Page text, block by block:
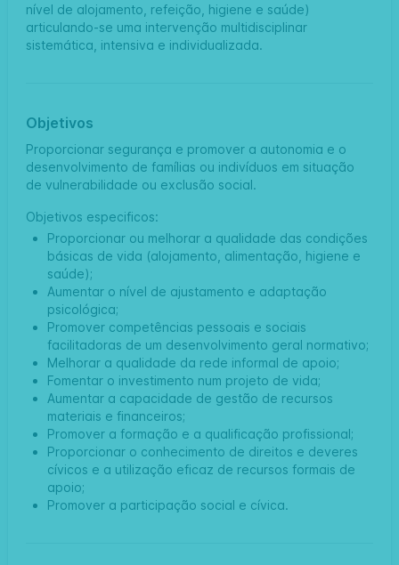
nível de alojamento, refeição, higiene e saúde)
articulando-se uma intervenção multidisciplinar
sistemática, intensiva e individualizada.
Objetivos
Proporcionar segurança e promover a autonomia e o
desenvolvimento de famílias ou indivíduos em situação
de vulnerabilidade ou exclusão social.
Objetivos especificos:
Proporcionar ou melhorar a qualidade das condições
básicas de vida (alojamento, alimentação, higiene e
saúde);
Aumentar o nível de ajustamento e adaptação
psicológica;
Promover competências pessoais e sociais
facilitadoras de um desenvolvimento geral normativo;
Melhorar a qualidade da rede informal de apoio;
Fomentar o investimento num projeto de vida;
Aumentar a capacidade de gestão de recursos
materiais e financeiros;
Promover a formação e a qualificação profissional;
Proporcionar o conhecimento de direitos e deveres
cívicos e a utilização eficaz de recursos formais de
apoio;
Promover a participação social e cívica.